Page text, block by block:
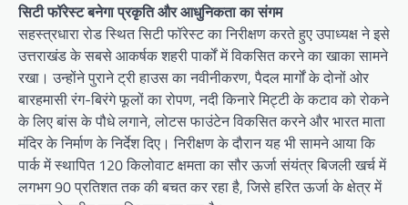
सिटी फॉरेस्ट बनेगा प्रकृति और आधुनिकता का संगम
सहस्त्रधारा रोड स्थित सिटी फॉरेस्ट का निरीक्षण करते हुए उपाध्यक्ष ने इसे
उत्तराखंड के सबसे आकर्षक शहरी पार्कों में विकसित करने का खाका सामने
रखा। उन्होंने पुराने ट्री हाउस का नवीनीकरण, पैदल मार्गों के दोनों ओर
बारहमासी रंग-बिरंगे फूलों का रोपण, नदी किनारे मिट्टी के कटाव को रोकने
के लिए बांस के पौधे लगाने, लोटस फाउंटेन विकसित करने और भारत माता
मंदिर के निर्माण के निर्देश दिए। निरीक्षण के दौरान यह भी सामने आया कि
पार्क में स्थापित 120 किलोवाट क्षमता का सौर ऊर्जा संयंत्र बिजली खर्च में
लगभग 90 प्रतिशत तक की बचत कर रहा है, जिसे हरित ऊर्जा के क्षेत्र में